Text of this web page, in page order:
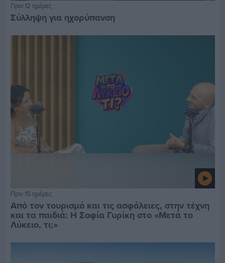
Πριν 12 ημέρες
Σύλληψη για ηχορύπανση
Πριν 15 ημέρες
Από τον τουρισμό και τις ασφάλειες, στην τέχνη
και τα παιδιά: Η Σοφία Γυρίκη στο «Μετά το
Λύκειο, τι;»